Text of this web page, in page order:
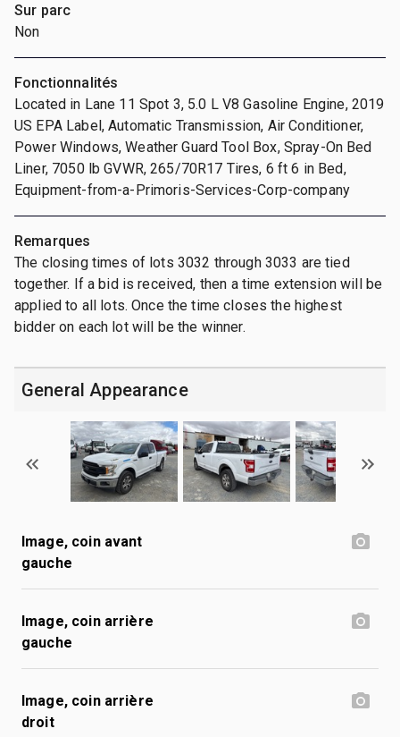
Sur parc
Non
Fonctionnalités
Located in Lane 11 Spot 3, 5.0 L V8 Gasoline Engine, 2019
US EPA Label, Automatic Transmission, Air Conditioner,
Power Windows, Weather Guard Tool Box, Spray-On Bed
Liner, 7050 lb GVWR, 265/70R17 Tires, 6 ft 6 in Bed,
Equipment-from-a-Primoris-Services-Corp-company
Remarques
The closing times of lots 3032 through 3033 are tied
together. If a bid is received, then a time extension will be
applied to all lots. Once the time closes the highest
bidder on each lot will be the winner.
General Appearance
Image, coin avant
gauche
Image, coin arrière
gauche
Image, coin arrière
droit